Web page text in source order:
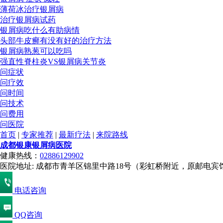
薄荷冰治疗银屑病
治疗银屑病试药
银屑病吃什么有助病情
头部牛皮癣有没有好的治疗方法
银屑病熟葱可以吃吗
强直性脊柱炎VS银屑病关节炎
问症状
问疗效
问时间
问技术
问费用
问医院
首页 | 专家推荐 | 最新疗法 | 来院路线
成都银康银屑病医院
健康热线： 02886129902
医院地址: 成都市青羊区锦里中路18号（彩虹桥附近，原邮电宾
电话咨询
QQ咨询